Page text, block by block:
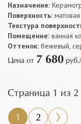
Назначение:
Поверхность: матовая
Текстура
Помещение: ванная
Оттенок: бежевый,
Цена от 7 680
Страница 1 из 2
1 2